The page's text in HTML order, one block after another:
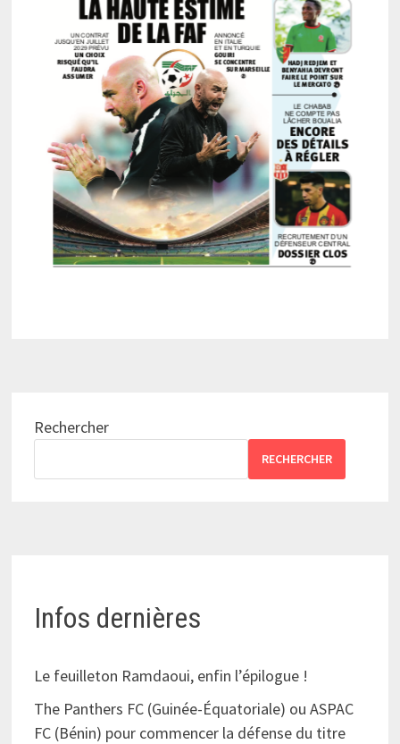
Rechercher
RECHERCHER
Infos dernières
Le feuilleton Ramdaoui, enfin l’épilogue !
The Panthers FC (Guinée-Équatoriale) ou ASPAC
FC (Bénin) pour commencer la défense du titre